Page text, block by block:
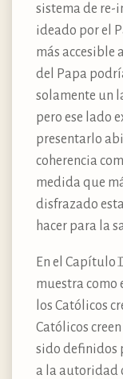
sistema de re-
ideado por el
más accesible
del Papa
solamente un
pero ese lado
presentarlo
coherencia
medida que
disfrazado
hacer para la
En el Capítulo
muestra como
los Católicos
Católicos
sido definidos
a la autoridad